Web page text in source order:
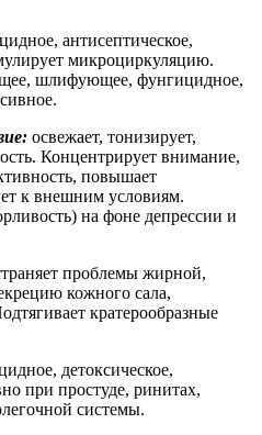
антисептическое,
микроциркуляцию.
шлифующее, фунгицидное,
освежает, тонизирует,
Концентрирует внимание,
повышает
к внешним условиям.
на фоне депрессии и
проблемы жирной,
кожного сала,
кратерообразные
детоксическое,
при простуде, ринитах,
системы.